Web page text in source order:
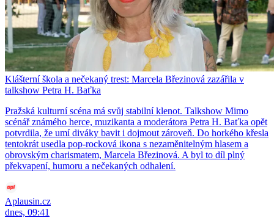
Klášterní škola a nečekaný trest: Marcela Březinová zazářila v
talkshow Petra H. Baťka
Pražská kulturní scéna má svůj stabilní klenot. Talkshow Mimo
scénář známého herce, muzikanta a moderátora Petra H. Baťka opět
potvrdila, že umí diváky bavit i dojmout zároveň. Do horkého křesla
tentokrát usedla pop-rocková ikona s nezaměnitelným hlasem a
obrovským charismatem, Marcela Březinová. A byl to díl plný
překvapení, humoru a nečekaných odhalení.
Aplausin.cz
dnes, 09:41